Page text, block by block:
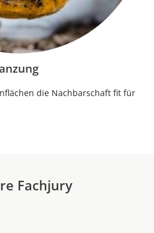
die Nachbarschaft fit für
Fachjury